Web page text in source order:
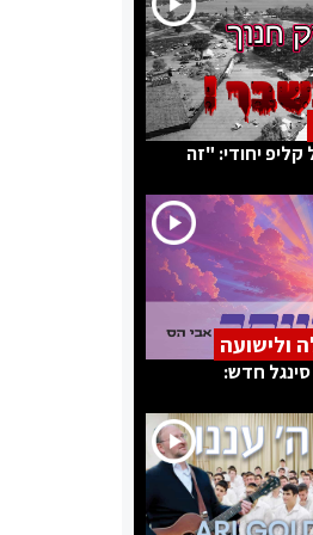
קליפ יחודי: "זה
ולישועה
חדש: